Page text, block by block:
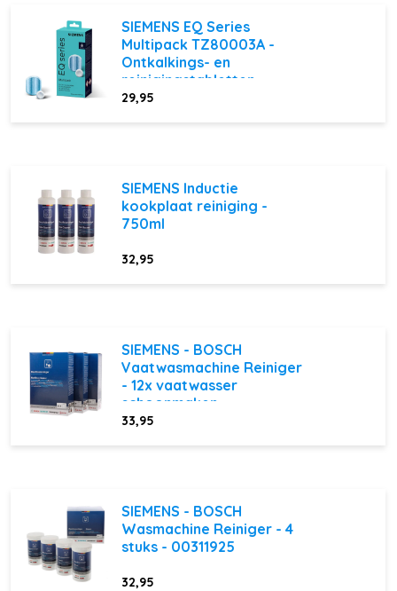
SIEMENS EQ Series
Multipack TZ80003A -
Ontkalkings- en
reinigingstabletten
29,95
SIEMENS Inductie
kookplaat reiniging -
750ml
32,95
SIEMENS - BOSCH
Vaatwasmachine Reiniger
- 12x vaatwasser
schoonmaken
33,95
SIEMENS - BOSCH
Wasmachine Reiniger - 4
stuks - 00311925
32,95